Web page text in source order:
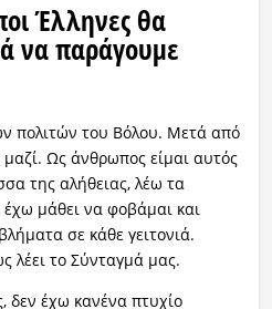
Έλληνες θα
να παράγουμε
πολιτών του Βόλου. Μετά από
Ως άνθρωπος είμαι αυτός
της αλήθειας, λέω τα
μάθει να φοβάμαι και
σε κάθε γειτονιά.
λέει το Σύνταγμά μας.
δεν έχω κανένα πτυχίο